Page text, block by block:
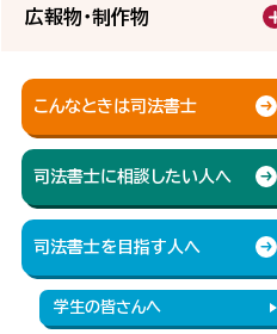
広報物・制作物
こんなときは司法書士
司法書士に相談したい人へ
司法書士を目指す人へ
学生の皆さんへ